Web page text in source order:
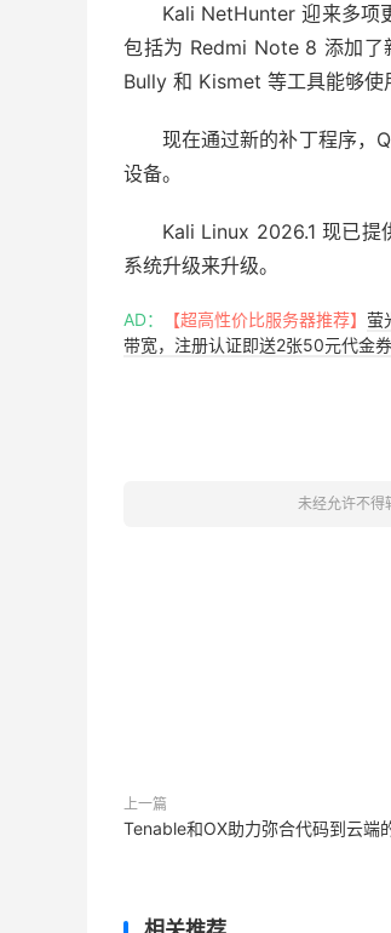
Kali NetHunter 迎来多项
包括为 Redmi Note 8 添加了
Bully 和 Kismet 等工具能够使
现在通过新的补丁程序，
设备。
Kali Linux 2026.1 现已提
系统升级来升级。
AD： 【超高性价比服务器推荐】 萤
带宽，注册认证即送2张50元代金券
未经允许不得
上一篇
Tenable和OX助力弥合代码到云端